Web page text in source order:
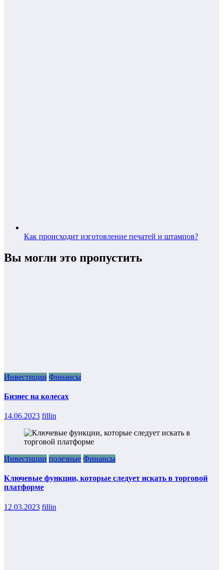
Как происходит изготовление печатей и штампов?
Вы могли это пропустить
Инвестиции Финансы
Бизнес на колесах
14.06.2023 fillin
Инвестиции полезные Финансы
Ключевые функции, которые следует искать в торговой
платформе
12.03.2023 fillin